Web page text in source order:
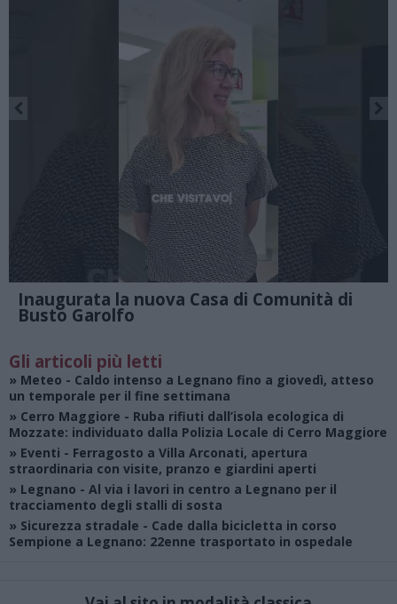
Inaugurata la nuova Casa di Comunità di
Busto Garolfo
Gli articoli più letti
» Meteo - Caldo intenso a Legnano fino a giovedì, atteso
un temporale per il fine settimana
» Cerro Maggiore - Ruba rifiuti dall’isola ecologica di
Mozzate: individuato dalla Polizia Locale di Cerro Maggiore
» Eventi - Ferragosto a Villa Arconati, apertura
straordinaria con visite, pranzo e giardini aperti
» Legnano - Al via i lavori in centro a Legnano per il
tracciamento degli stalli di sosta
» Sicurezza stradale - Cade dalla bicicletta in corso
Sempione a Legnano: 22enne trasportato in ospedale